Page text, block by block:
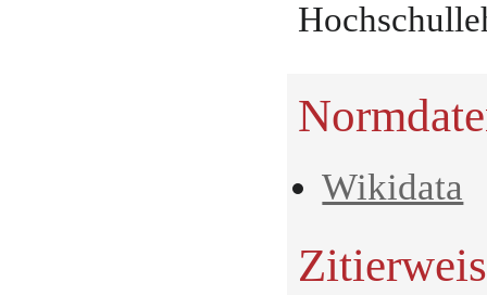
Wikidata